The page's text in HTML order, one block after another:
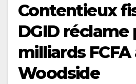
Contentieux
DGID réclame
milliards FCFA
Woodside